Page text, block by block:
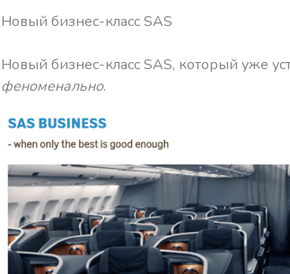
Новый бизнес-класс SAS
Новый бизнес-класс SAS, который уже
феноменально.